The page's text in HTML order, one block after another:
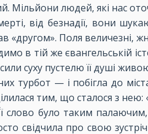
Мільйони людей, які нас
від безнадії, вони
«другом». Поля величезні,
в тій же євангельській
суху пустелю її душі
турбот — і побігла до
тим, що сталося з
слово було таким
свідчила про свою